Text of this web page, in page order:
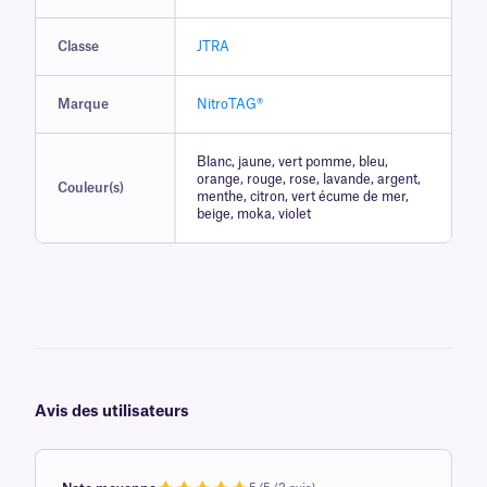
Classe JTRA
Marque NitroTAG®
Couleur(s)
Blanc, jaune, vert pomme, bleu,
orange, rouge, rose, lavande, argent,
menthe, citron, vert écume de mer,
beige, moka, violet
Avis des utilisateurs